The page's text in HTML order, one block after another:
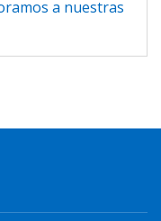
a nuestras